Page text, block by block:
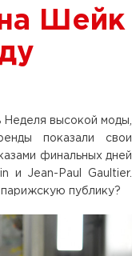
Шейк
высокой моды,
показали свои
финальных дней
и Jean-Paul Gaultier.
публику?